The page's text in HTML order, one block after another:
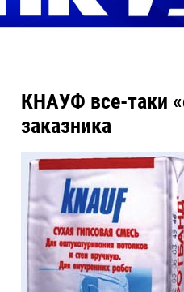
КНАУФ все-таки
заказника